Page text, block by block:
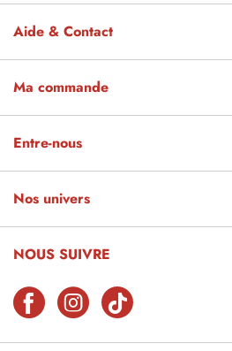
Aide & Contact
Ma commande
Entre-nous
Nos univers
NOUS SUIVRE